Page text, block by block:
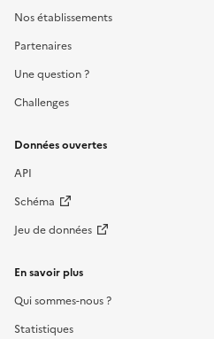
Nos établissements
Partenaires
Une question ?
Challenges
Données ouvertes
API
Schéma
Jeu de données
En savoir plus
Qui sommes-nous ?
Statistiques